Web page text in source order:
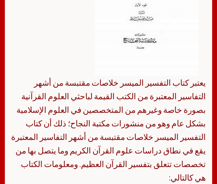
يعتبر كتاب التفسير الميسر خلاصات مقتبسة من أشهر
التفاسير المعتبرة من الكتب القيمة لباحثي العلوم القرآنية
بصورة خاصة وغيرهم من المتخصصين في العلوم الإسلامية
بشكل عام وهو من منشورات مكتبة النجاح؛ ذلك أن كتاب
التفسير الميسر خلاصات مقتبسة من أشهر التفاسير المعتبرة
يقع في نطاق دراسات علوم القرآن الكريم وما يتصل بها من
تخصصات تتعلق بتفسير القرآن العظيم. ومعلومات الكتاب
هي كالتالي: